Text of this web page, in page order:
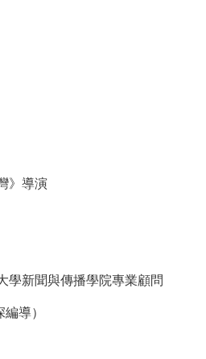
》導演
學新聞與傳播學院專業顧問
導）